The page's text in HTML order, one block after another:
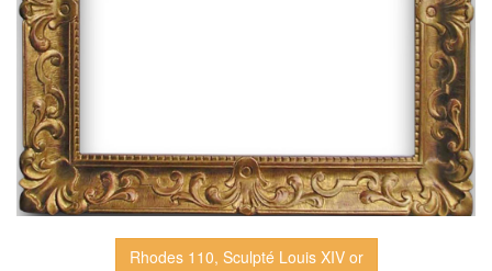
Rhodes 110, Sculpté Louis XIV or